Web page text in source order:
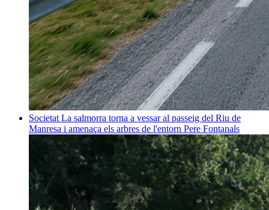
Societat La salmorra torna a vessar al passeig del Riu de
Manresa i amenaça els arbres de l'entorn Pere Fontanals